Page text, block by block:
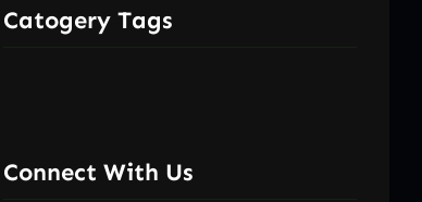
Catogery Tags
Connect With Us